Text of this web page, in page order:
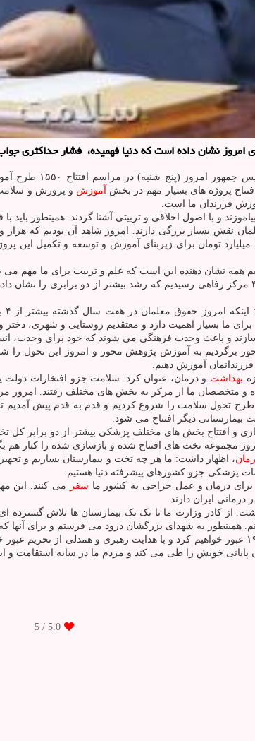
نشان داده است كه دنیا فهمیده، فشار حداكثری
به گزارش سلامت
پروژه های بسیار مهم در بخش
آموزش و پرورش و
فرزندان ما است.
و با اصول اخلاقی و تربیتی آشنا گردند. همینطور باید
پرورش است. اینکه وزیر آموزش و پرورش اعلام نمودند روزانه ۸.۵ میلیارد تومان
همه نشان دهنده این است که علم و تربیت برای ما مهم می
وی خاطرنشان کرد: در زمینه رفاهی هم از ۱۸۰ مرکز رفاهی به ۴۰۴ مرکز رفاهی
ما بسیار اهمیت دارد و معتقدیم روستایی و شهری،
و باعث وحدت فرهنگی می شوند که خود برای وحدت،
برگردیم به آموزش پژوهش محور و امروز این تحول را
فرزندانمان آموزش دهیم.
بهداشت و درمان، عنوان کرد: سلامت جزو افتخارات
و متخصصان ما از مرکز به بخش های مختلف رفتند. امروز
و افتتاح بخش های مختلف پزشکی بیشتر از دو برابر کل
، اظهار داشت: ما هر چه تخت و بیمارستان بسازیم و
پزشکی جزو کشورهای پیشرفته دنیا هستیم.
برای درمان و عمل جراحی به کشور ما سفر می کنند. این
ایران دارند.
کادر وزارت ما تا تک تک بیمارستان ها تلاش گسترده ای
به شهدای بزرگشان درود می فرستم و برای آنها که
رئیس جمهور اظهار داشت: ان شاءالله با کمک و یاری از این کووید ۱۹ عبور خواهیم کرد
خویش را طی می کند و مردم ما در سایه استقامت و
5.0
/ 5